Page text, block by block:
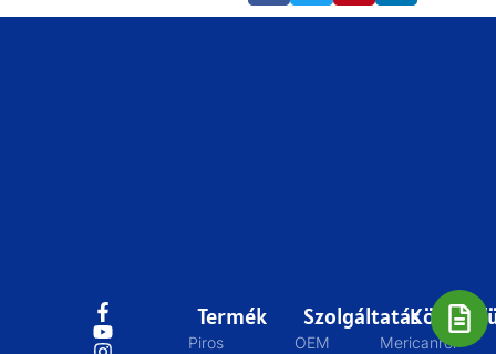
Termék
Piros
Szolgáltatás
OEM
Mericanról